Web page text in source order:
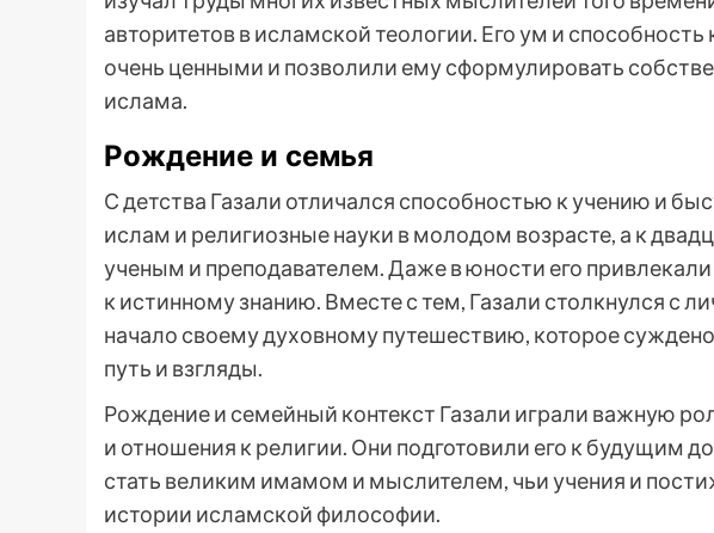
авторитетов в исламской теологии. Его ум и
очень ценными и позволили ему сформулировать
ислама.
Рождение и семья
С детства Газали отличался способностью к учению и
ислам и религиозные науки в молодом возрасте, а к
ученым и преподавателем. Даже в юности его
к истинному знанию. Вместе с тем, Газали столкнулся с
начало своему духовному путешествию, которое
путь и взгляды.
Рождение и семейный контекст Газали играли важную
и отношения к религии. Они подготовили его к будущим
стать великим имамом и мыслителем, чьи учения и
истории исламской философии.